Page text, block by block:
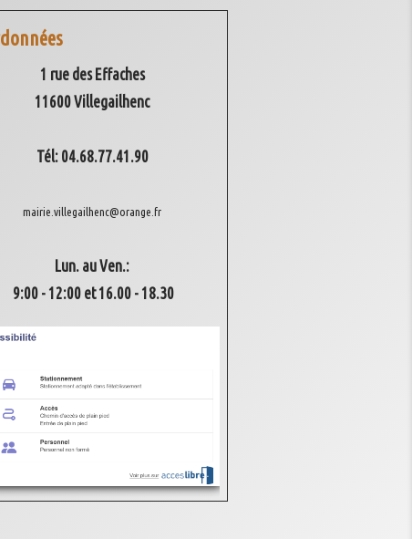
1 rue des Effaches
11600 Villegailhenc
Tél: 04.68.77.41.90
mairie.villegailhenc@orange.fr
Lun. au Ven.:
9:00 - 12:00 et 16.00 - 18.30